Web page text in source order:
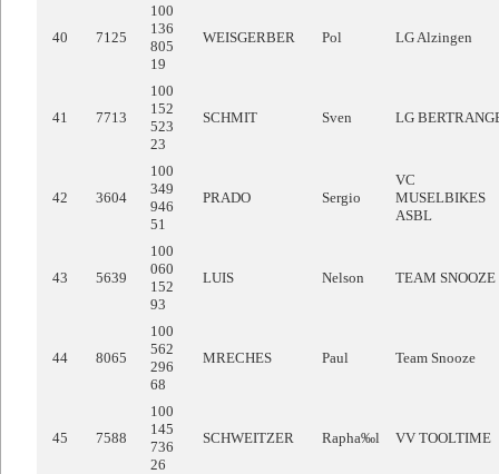
40 7125
100
136
805
19
WEISGERBER Pol LG Alzingen
41 7713
100
152
523
23
SCHMIT Sven LG
42 3604
100
349
946
51
PRADO Sergio
VC
MUSELBIKES
ASBL
43 5639
100
060
152
93
LUIS Nelson TEAM SNOOZE
44 8065
100
562
296
68
MRECHES Paul Team Snooze
45 7588
100
145
736
26
SCHWEITZER Rapha‰l VV TOOLTIME